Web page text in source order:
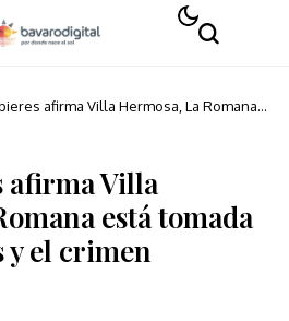
afirma Villa Hermosa, La Romana
afirma Villa
está tomada
y el crimen